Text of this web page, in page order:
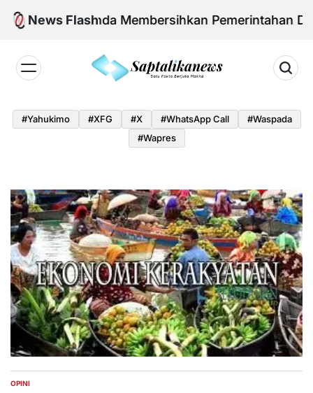
Skip
News Flash
Agenda Membersihkan Pemerintahan Daerah
#yahukimo #XFG #x #WhatsApp Call
#waspada
#Wapres
POSTED
OPINI